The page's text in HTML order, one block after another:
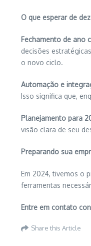
O que esperar de d
Fechamento de ano
decisões
o novo ciclo.
Automação e i
Isso significa que,
Planejamento para
visão clara de seu
Preparando sua e
Em 2024, tivemos o
ferramentas
Entre em contato
Share this Article